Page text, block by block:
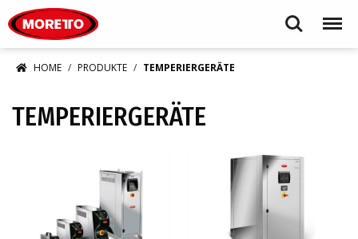
Search Menu
HOME PRODUKTE TEMPERIERGERÄTE
TEMPERIERGERÄTE